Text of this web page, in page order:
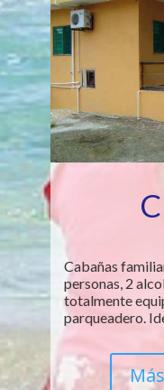
Cabañas
personas, 2
totalmente
parqueadero.